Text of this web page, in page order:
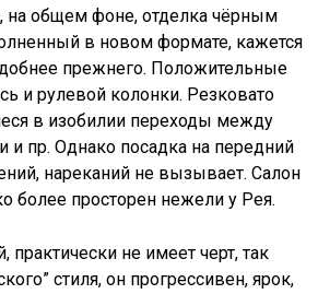
на общем фоне, отделка чёрным
в новом формате, кажется
прежнего. Положительные
и рулевой колонки. Резковато
в изобилии переходы между
пр. Однако посадка на передний
нареканий не вызывает. Салон
более просторен нежели у Рея.
практически не имеет черт, так
стиля, он прогрессивен, ярок,